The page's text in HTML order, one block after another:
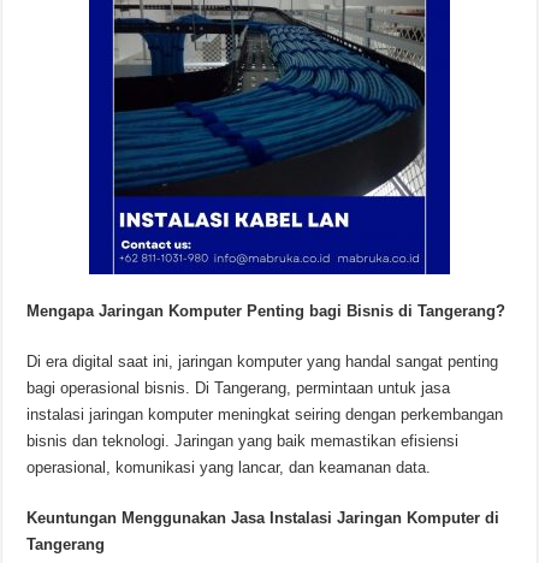
Mengapa Jaringan Komputer Penting bagi Bisnis di Tangerang?
Di era digital saat ini, jaringan komputer yang handal sangat penting
bagi operasional bisnis. Di Tangerang, permintaan untuk jasa
instalasi jaringan komputer meningkat seiring dengan perkembangan
bisnis dan teknologi. Jaringan yang baik memastikan efisiensi
operasional, komunikasi yang lancar, dan keamanan data.
Keuntungan Menggunakan Jasa Instalasi Jaringan Komputer di
Tangerang